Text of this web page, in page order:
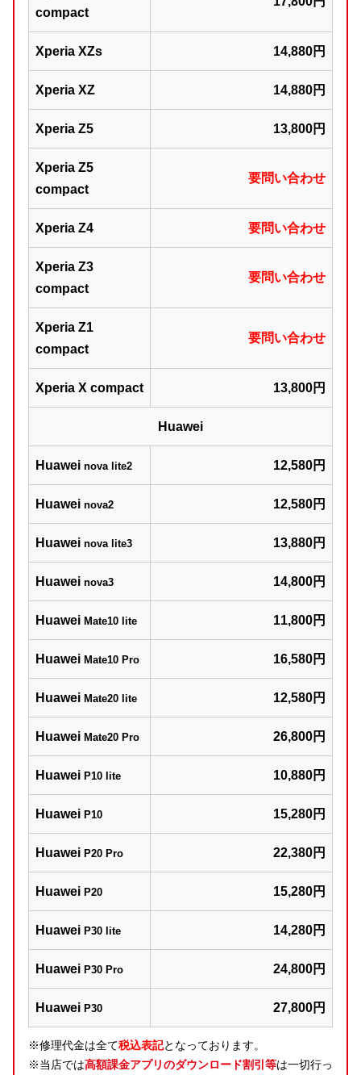
compact
Xperia XZs 14,880円
Xperia XZ 14,880円
Xperia Z5 13,800円
Xperia Z5
compact
要問い合わせ
Xperia Z4 要問い合わせ
Xperia Z3
compact
要問い合わせ
Xperia Z1
compact
要問い合わせ
Xperia X compact 13,800円
Huawei
Huawei nova lite2 12,580円
Huawei nova2 12,580円
Huawei nova lite3 13,880円
Huawei nova3 14,800円
Huawei Mate10 lite 11,800円
Huawei Mate10 Pro 16,580円
Huawei Mate20 lite 12,580円
Huawei Mate20 Pro 26,800円
Huawei P10 lite 10,880円
Huawei P10 15,280円
Huawei P20 Pro 22,380円
Huawei P20 15,280円
Huawei P30 lite 14,280円
Huawei P30 Pro 24,800円
Huawei P30 27,800円
※修理代金は全て税込表記となっております。
※当店では高額課金アプリのダウンロード割引等は一切行っ